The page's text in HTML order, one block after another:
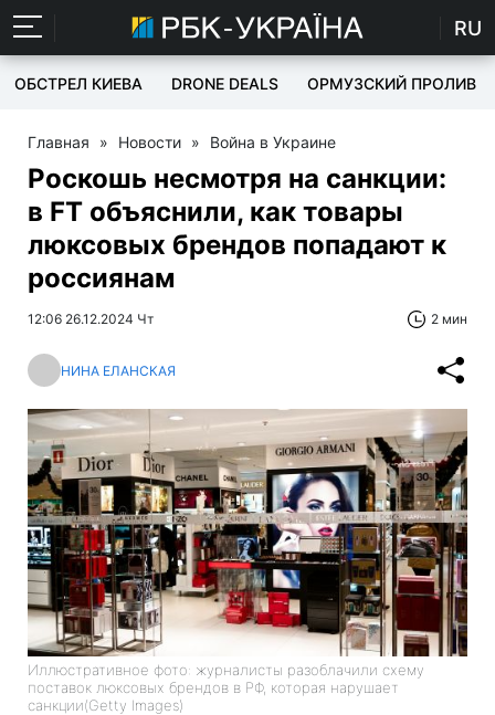
RU
ОБСТРЕЛ КИЕВА DRONE DEALS ОРМУЗСКИЙ ПРОЛИВ
Главная » Новости » Война в Украине
Роскошь несмотря на санкции:
в FT объяснили, как товары
люксовых брендов попадают к
россиянам
12:06 26.12.2024 Чт 2 мин
НИНА ЕЛАНСКАЯ
Иллюстративное фото: журналисты разоблачили схему
поставок люксовых брендов в РФ, которая нарушает
санкции(Getty Images)